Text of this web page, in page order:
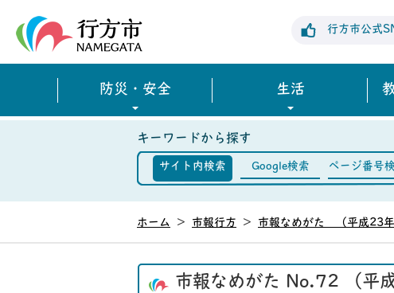
行方市公式
防災・安全 生活
キーワードから探す
サイト内検索 Google検索 ページ番号
ホーム > 市報行方 > 市報なめがた （平成23年
市報なめがた No.72 （平